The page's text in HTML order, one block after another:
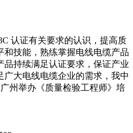
认证有关要求的认识，提高质
和技能，熟练掌握电线电缆产品
品持续满足认证要求，保证产业
广大电线电缆企业的需求，我中
州举办《质量检验工程师》培